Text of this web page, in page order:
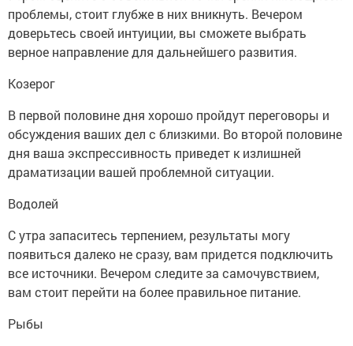
проблемы, стоит глубже в них вникнуть. Вечером
доверьтесь своей интуиции, вы сможете выбрать
верное направление для дальнейшего развития.
Козерог
В первой половине дня хорошо пройдут переговоры и
обсуждения ваших дел с близкими. Во второй половине
дня ваша экспрессивность приведет к излишней
драматизации вашей проблемной ситуации.
Водолей
С утра запаситесь терпением, результаты могу
появиться далеко не сразу, вам придется подключить
все источники. Вечером следите за самочувствием,
вам стоит перейти на более правильное питание.
Рыбы